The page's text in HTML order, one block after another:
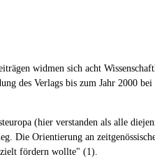
widmen sich acht
des Verlags bis zum Jahr 2000
(hier verstanden als alle
Die Orientierung an
fördern wollte" (1).